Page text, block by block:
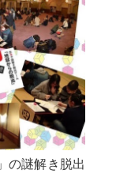
の謎解き脱出